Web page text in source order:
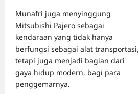
Munafri juga menyinggung
Mitsubishi Pajero sebagai
kendaraan yang tidak hanya
berfungsi sebagai alat transportasi,
tetapi juga menjadi bagian dari
gaya hidup modern, bagi para
penggemarnya.